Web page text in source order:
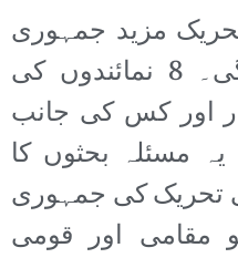
مزید جمہوری
اور کارآمد ہو جائے گی۔ 8 نمائندوں کی
اور کس کی جانب
مسئلہ بحثوں کا
تحریک کی جمہوری
مقامی اور قومی